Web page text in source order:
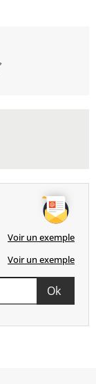
Voir un exemple
Voir un exemple